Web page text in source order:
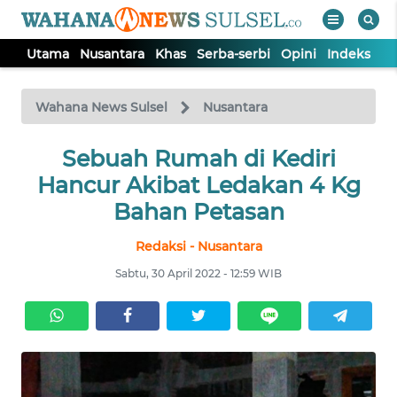
Utama Nusantara Khas Serba-serbi Opini Indeks
Wahana News Sulsel Nusantara
Sebuah Rumah di Kediri
Hancur Akibat Ledakan 4 Kg
Bahan Petasan
Redaksi - Nusantara
Sabtu, 30 April 2022 - 12:59 WIB
TV
Tutup
UTAMA
SERBA-
SERBI
OPINI